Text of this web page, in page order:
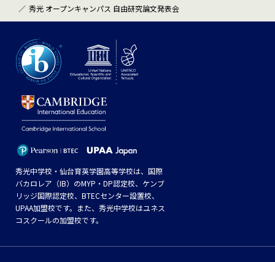
秀光 オープンキャンパス 自由研究論文発表会
秀光中学校・仙台育英学園高等学校は、国際
バカロレア（IB）のMYP・DP認定校、ケンブ
リッジ国際認定校、BTECセンター設置校、
UPAA加盟校です。また、秀光中学校はユネス
コスクールの加盟校です。